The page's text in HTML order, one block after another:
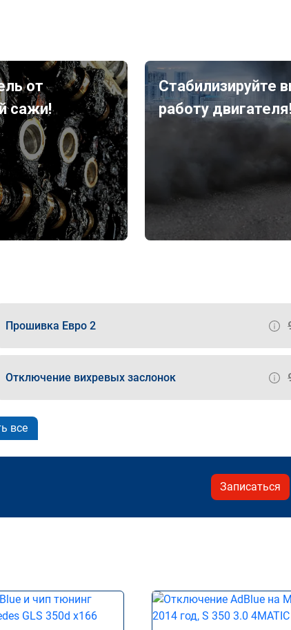
от
сажи!
Стабилизируйте
работу
Прошивка Евро 2
Отключение вихревых заслонок
все
Записаться